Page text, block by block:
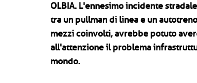
OLBIA. L'ennesimo incidente
tra un pullman di linea e un
mezzi coinvolti, avrebbe potuto
all'attenzione il problema
mondo.